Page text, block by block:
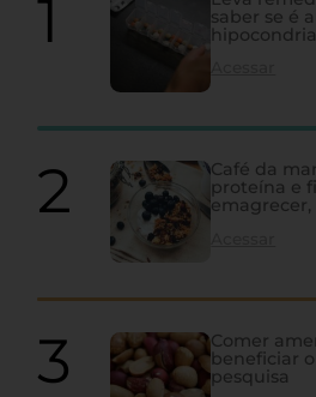
saber se é
hipocondria
Café da
proteína e
Comer
beneficiar
pesquisa